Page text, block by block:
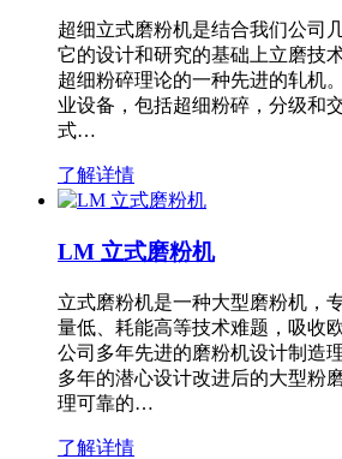
超细立式磨粉机是结合我们公司
它的设计和研究的基础上立磨技
超细粉碎理论的一种先进的轧机
业设备，包括超细粉碎，分级和
式…
了解详情
LM 立式磨粉机
立式磨粉机是一种大型磨粉机，
量低、耗能高等技术难题，吸收
公司多年先进的磨粉机设计制造
多年的潜心设计改进后的大型粉
理可靠的…
了解详情